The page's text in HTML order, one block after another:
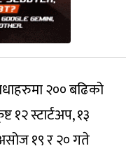
२०० बढिको
१२ स्टार्टअप, १३
१९ र २० गते